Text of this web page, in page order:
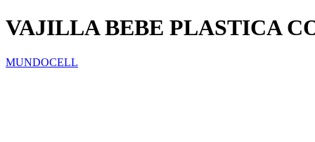
VAJILLA BEBE PLASTICA
MUNDOCELL